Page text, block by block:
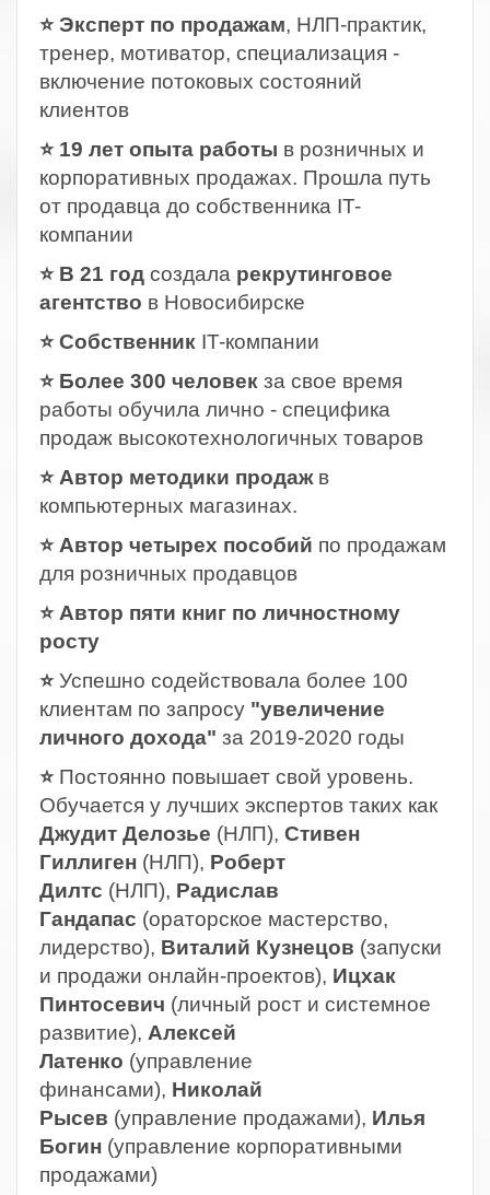
⭐ Эксперт по продажам, НЛП-практик,
тренер, мотиватор, специализация -
включение потоковых состояний
клиентов
⭐ 19 лет опыта работы в розничных и
корпоративных продажах. Прошла путь
от продавца до собственника IT-
компании
⭐ В 21 год создала рекрутинговое
агентство в Новосибирске
⭐ Собственник IT-компании
⭐ Более 300 человек за свое время
работы обучила лично - специфика
продаж высокотехнологичных товаров
⭐ Автор методики продажв
компьютерных магазинах.
⭐ Автор четырех пособий по продажам
для розничных продавцов
⭐ Автор пяти книг по личностному
росту
⭐Успешно содействовала более 100
клиентам по запросу "увеличение
личного дохода" за 2019-2020 годы
⭐ Постоянно повышает свой уровень.
Обучается у лучших экспертов таких как
Джудит Делозье (НЛП), Стивен
Гиллиген (НЛП), Роберт
Дилтс (НЛП), Радислав
Гандапас (ораторское мастерство,
лидерство), Виталий Кузнецов (запуски
и продажи онлайн-проектов), Ицхак
Пинтосевич (личный рост и системное
развитие), Алексей
Латенко (управление
финансами), Николай
Рысев (управление продажами), Илья
Богин (управление корпоративными
продажами)